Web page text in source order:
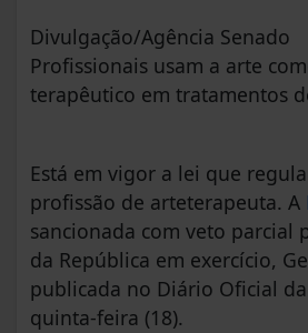
Divulgação/Agência Senado
Profissionais usam a arte
terapêutico em tratamentos
Está em vigor a lei que
profissão de arteterapeuta. A
sancionada com veto parcial
da República em exercício,
publicada no Diário Oficial
quinta-feira (18).